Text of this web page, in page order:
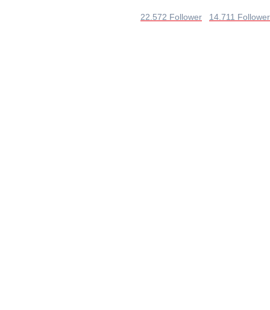
22.572 Follower 14.711 Follower